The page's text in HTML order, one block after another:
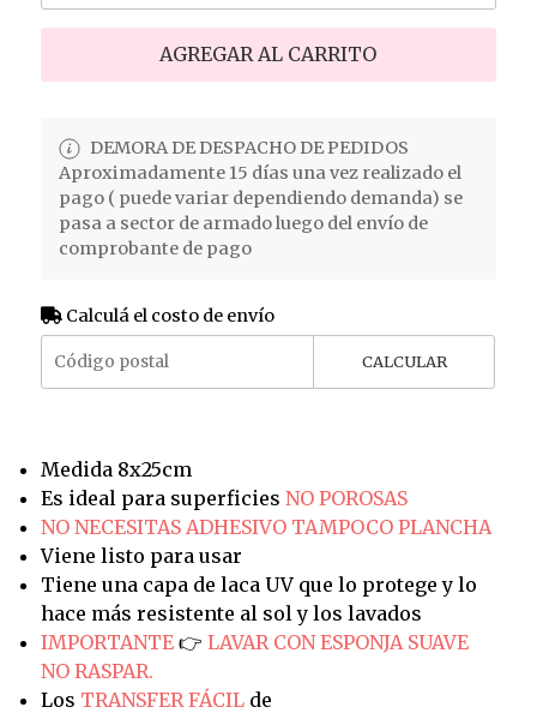
AGREGAR AL CARRITO
DEMORA DE DESPACHO DE PEDIDOS
Aproximadamente 15 días una vez realizado el
pago ( puede variar dependiendo demanda) se
pasa a sector de armado luego del envío de
comprobante de pago
Calculá el costo de envío
CALCULAR
Medida 8x25cm
Es ideal para superficies NO POROSAS
NO NECESITAS ADHESIVO TAMPOCO PLANCHA
Viene listo para usar
Tiene una capa de laca UV que lo protege y lo
hace más resistente al sol y los lavados
IMPORTANTE 👉 LAVAR CON ESPONJA SUAVE
NO RASPAR.
Los TRANSFER FÁCILde